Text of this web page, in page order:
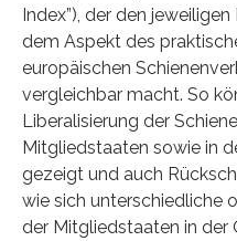
Index”), der den
dem Aspekt des
europäischen
vergleichbar macht. So
Liberalisierung der
Mitgliedstaaten sowie in
gezeigt und auch
wie sich unterschiedliche
der Mitgliedstaaten in der